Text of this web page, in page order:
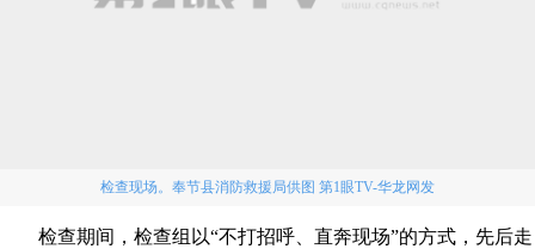
检查现场。奉节县消防救援局供图 第1眼TV-华龙网发
检查期间，检查组以“不打招呼、直奔现场”的方式，先后走